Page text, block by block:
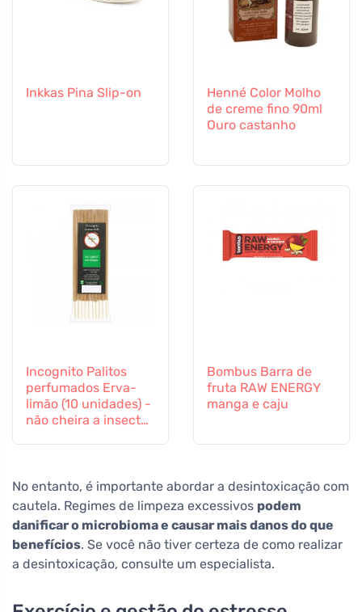
Inkkas Pina Slip-on
Henné Color Molho
de creme fino 90ml
Ouro castanho
Incognito Palitos
perfumados Erva-
limão (10 unidades) -
não cheira a insectos
Bombus Barra de
fruta RAW ENERGY
manga e caju
No entanto, é importante abordar a desintoxicação com
cautela. Regimes de limpeza excessivos podem
danificar o microbioma e causar mais danos do que
benefícios. Se você não tiver certeza de como realizar
a desintoxicação, consulte um especialista.